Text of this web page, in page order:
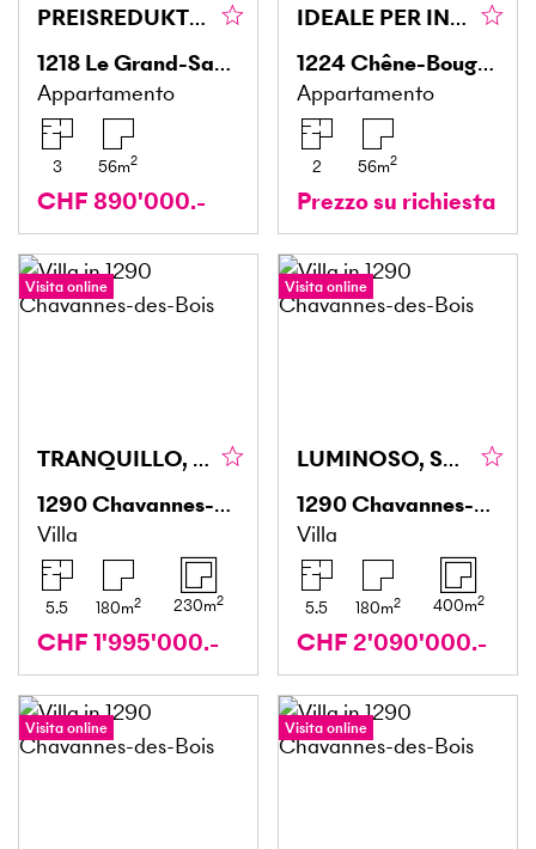
PREISREDUKTION! UN'OPPORTUNITÀ RARA A GRAND-SACONNEX
1218 Le Grand-Saconnex
Appartamento
3 56m2
CHF 890'000.-
IDEALE PER INVESTITORI CON PISCINA
1224Chêne-Bougeries
Appartamento
2 56m2
Prezzo su richiesta
Visita online
TRANQUILLO, SPAZIOSO & ELEGANTE
1290Chavannes-des-Bois
Villa
5.5 180m2 230m2
CHF 1'995'000.-
Visita online
LUMINOSO, SPAZIOSO & CONFORTEVOLE
1290Chavannes-des-Bois
Villa
5.5 180m2 400m2
CHF 2'090'000.-
Visita online Visita online